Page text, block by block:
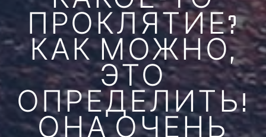
ПРОКЛЯТИЕ?
КАК МОЖНО,
ЭТО
ОПРЕДЕЛИТЬ!